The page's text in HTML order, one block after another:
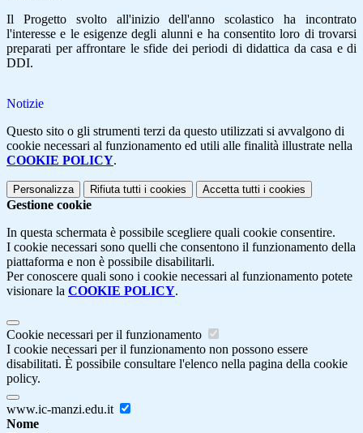
Il Progetto svolto all'inizio dell'anno scolastico ha incontrato
l'interesse e le esigenze degli alunni e ha consentito loro di trovarsi
preparati per affrontare le sfide dei periodi di didattica da casa e di
DDI.
Notizie
Questo sito o gli strumenti terzi da questo utilizzati si avvalgono di
cookie necessari al funzionamento ed utili alle finalità illustrate nella
COOKIE POLICY.
Personalizza Rifiuta tutti i cookies Accetta tutti i cookies
Gestione cookie
In questa schermata è possibile scegliere quali cookie consentire.
I cookie necessari sono quelli che consentono il funzionamento della
piattaforma e non è possibile disabilitarli.
Per conoscere quali sono i cookie necessari al funzionamento potete
visionare la COOKIE POLICY.
Cookie necessari per il funzionamento
I cookie necessari per il funzionamento non possono essere
disabilitati. È possibile consultare l'elenco nella pagina della cookie
policy.
www.ic-manzi.edu.it
Nome